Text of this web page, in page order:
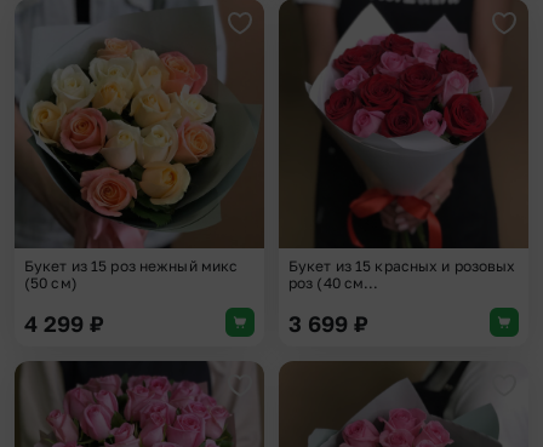
Добавить в избранное
Букет из 15 роз нежный микс
(50 см)
4 299 ₽
Букет из 15 красных и розовых
роз (40 см...
3 699 ₽
Добавить в избранное